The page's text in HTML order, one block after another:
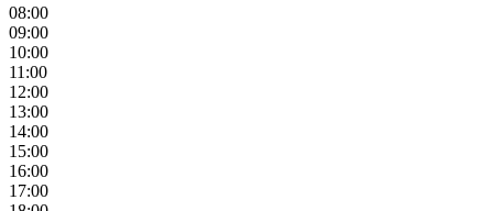
08:00
09:00
10:00
11:00
12:00
13:00
14:00
15:00
16:00
17:00